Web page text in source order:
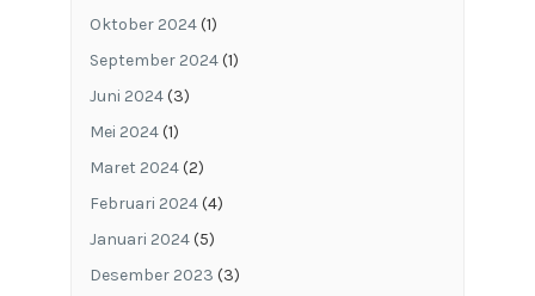
Oktober 2024(1)
September 2024(1)
Juni 2024(3)
Mei 2024(1)
Maret 2024(2)
Februari 2024(4)
Januari 2024(5)
Desember 2023 (3)